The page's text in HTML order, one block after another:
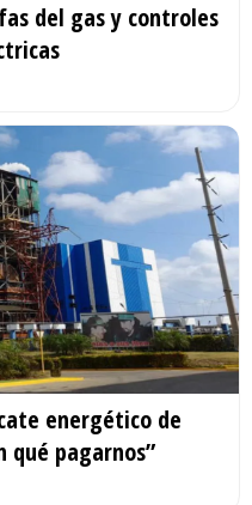
del gas y controles
energético de
qué pagarnos”